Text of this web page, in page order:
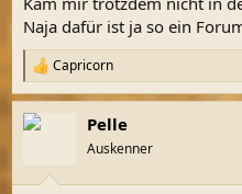
Naja dafür ist ja so ein
R
e
a
k
Capricorn
Pelle
Auskenner